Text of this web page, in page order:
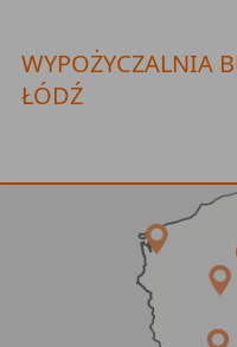
WYPOŻYCZALNIA
ŁÓDŹ